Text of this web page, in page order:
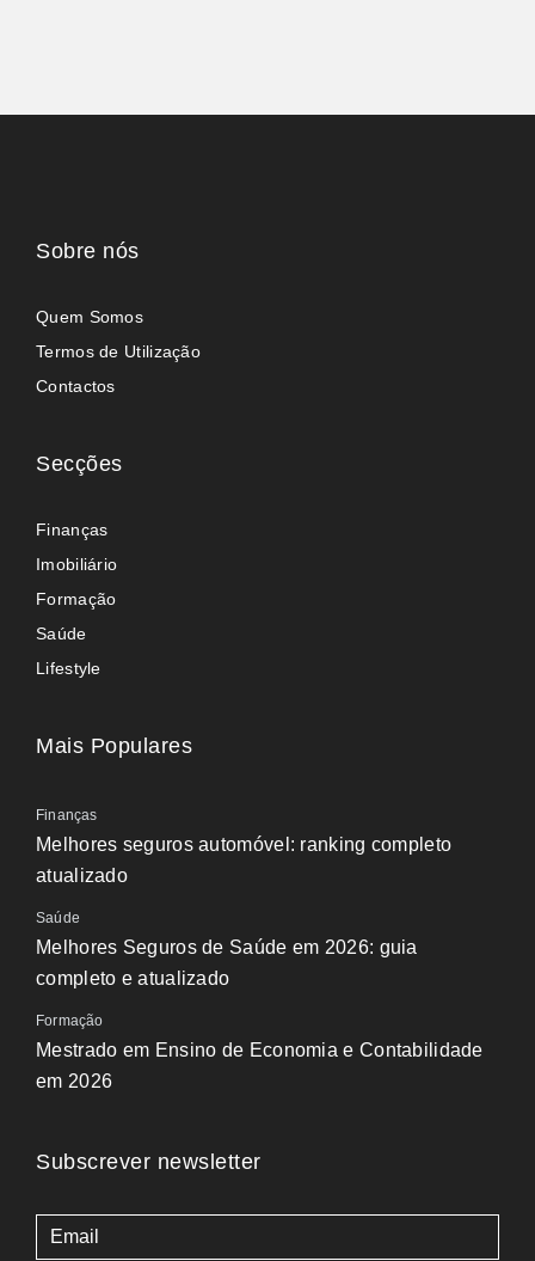
Sobre nós
Quem Somos
Termos de Utilização
Contactos
Secções
Finanças
Imobiliário
Formação
Saúde
Lifestyle
Mais Populares
Finanças
Melhores seguros automóvel: ranking completo
atualizado
Saúde
Melhores Seguros de Saúde em 2026: guia
completo e atualizado
Formação
Mestrado em Ensino de Economia e Contabilidade
em 2026
Subscrever newsletter